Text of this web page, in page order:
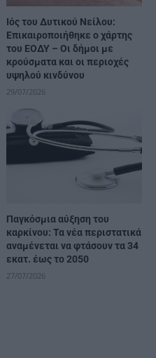
Ιός του Δυτικού Νείλου:
Επικαιροποιήθηκε ο χάρτης
του ΕΟΔΥ – Οι δήμοι με
κρούσματα και οι περιοχές
υψηλού κινδύνου
29/07/2026
Παγκόσμια αύξηση του
καρκίνου: Τα νέα περιστατικά
αναμένεται να φτάσουν τα 34
εκατ. έως το 2050
27/07/2026